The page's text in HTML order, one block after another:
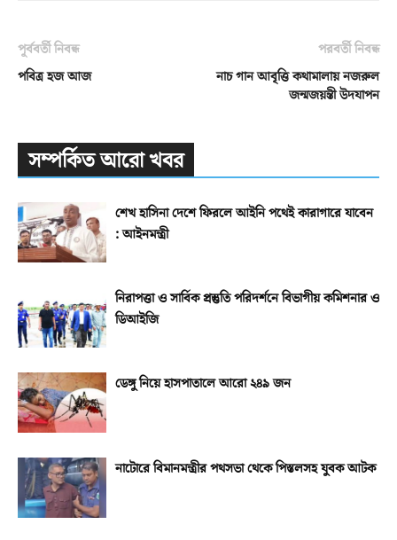
পূর্ববর্তী নিবন্ধ
পবিত্র হজ আজ
পরবর্তী নিবন্ধ
নাচ গান আবৃত্তি কথামালায় নজরুল
জন্মজয়ন্তী উদযাপন
সম্পর্কিত আরো খবর
শেখ হাসিনা দেশে ফিরলে আইনি পথেই কারাগারে যাবেন
: আইনমন্ত্রী
নিরাপত্তা ও সার্বিক প্রস্তুতি পরিদর্শনে বিভাগীয় কমিশনার ও
ডিআইজি
ডেঙ্গু নিয়ে হাসপাতালে আরো ২৪৯ জন
নাটোরে বিমানমন্ত্রীর পথসভা থেকে পিস্তলসহ যুবক আটক